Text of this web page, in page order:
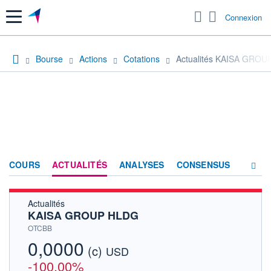
Menu Connexion
Bourse Actions Cotations Actualités KAISA
COURS ACTUALITÉS ANALYSES CONSENSUS
Actualités
KAISA GROUP HLDG
OTCBB
0,0000 (c) USD
-100,00%